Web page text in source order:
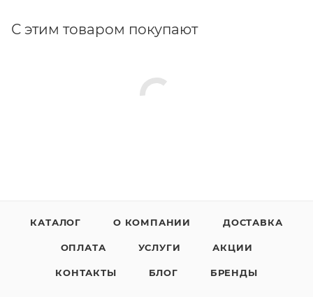
С этим товаром покупают
КАТАЛОГ О КОМПАНИИ ДОСТАВКА
ОПЛАТА УСЛУГИ АКЦИИ
КОНТАКТЫ БЛОГ БРЕНДЫ